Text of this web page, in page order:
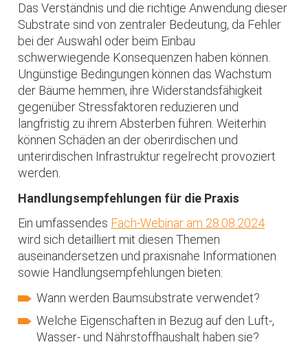
Das Verständnis und die richtige Anwendung dieser
Substrate sind von zentraler Bedeutung, da Fehler
bei der Auswahl oder beim Einbau
schwerwiegende Konsequenzen haben können.
Ungünstige Bedingungen können das Wachstum
der Bäume hemmen, ihre Widerstandsfähigkeit
gegenüber Stressfaktoren reduzieren und
langfristig zu ihrem Absterben führen. Weiterhin
können Schäden an der oberirdischen und
unterirdischen Infrastruktur regelrecht provoziert
werden.
Handlungsempfehlungen für die Praxis
Ein umfassendes Fach-Webinar am 28.08.2024
wird sich detailliert mit diesen Themen
auseinandersetzen und praxisnahe Informationen
sowie Handlungsempfehlungen bieten:
Wann werden Baumsubstrate verwendet?
Welche Eigenschaften in Bezug auf den Luft-,
Wasser- und Nährstoffhaushalt haben sie?